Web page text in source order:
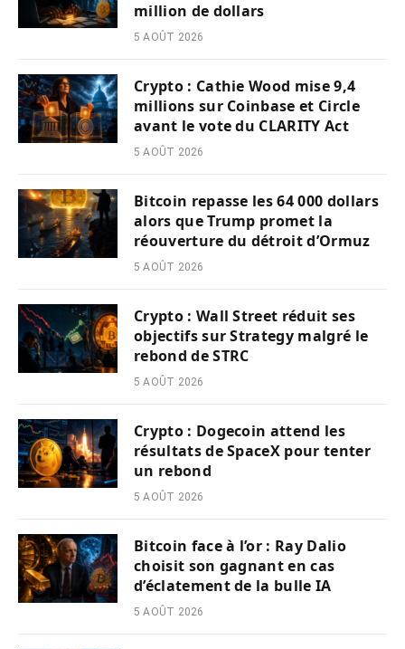
million de dollars
5 AOÛT 2026
Crypto : Cathie Wood mise 9,4
millions sur Coinbase et Circle
avant le vote du CLARITY Act
5 AOÛT 2026
Bitcoin repasse les 64 000 dollars
alors que Trump promet la
réouverture du détroit d’Ormuz
5 AOÛT 2026
Crypto : Wall Street réduit ses
objectifs sur Strategy malgré le
rebond de STRC
5 AOÛT 2026
Crypto : Dogecoin attend les
résultats de SpaceX pour tenter
un rebond
5 AOÛT 2026
Bitcoin face à l’or : Ray Dalio
choisit son gagnant en cas
d’éclatement de la bulle IA
5 AOÛT 2026